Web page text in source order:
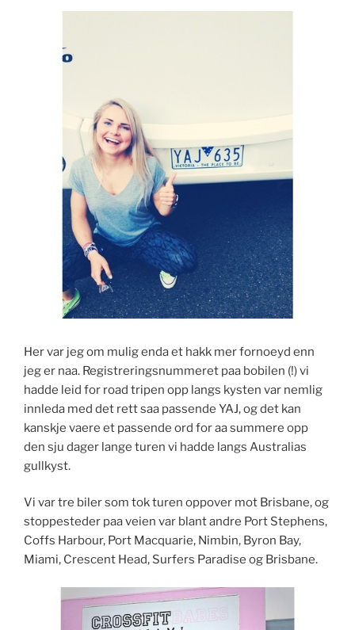
Her var jeg om mulig enda et hakk mer fornoeyd enn
jeg er naa. Registreringsnummeret paa bobilen (!) vi
hadde leid for road tripen opp langs kysten var nemlig
innleda med det rett saa passende YAJ, og det kan
kanskje vaere et passende ord for aa summere opp
den sju dager lange turen vi hadde langs Australias
gullkyst.
Vi var tre biler som tok turen oppover mot Brisbane, og
stoppesteder paa veien var blant andre Port Stephens,
Coffs Harbour, Port Macquarie, Nimbin, Byron Bay,
Miami, Crescent Head, Surfers Paradise og Brisbane.